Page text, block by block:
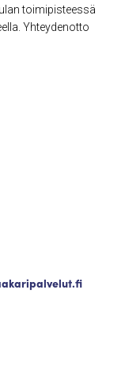
toimipisteessä
Yhteydenotto